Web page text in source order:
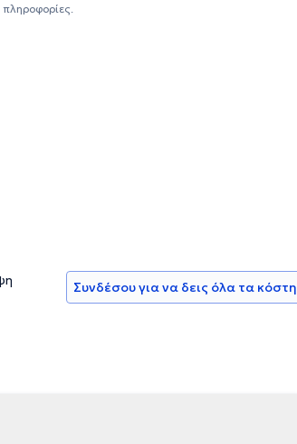
μετεκπαιδευτικά σεμινάρια, καθώς η
Συνδέσου για να δεις όλα τα κόστη